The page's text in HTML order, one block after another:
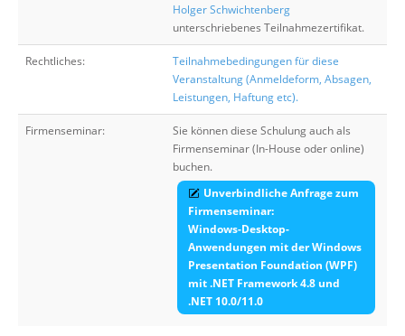
Holger Schwichtenberg
unterschriebenes Teilnahmezertifikat.
Rechtliches:
Teilnahmebedingungen für diese
Veranstaltung (Anmeldeform, Absagen,
Leistungen, Haftung etc).
Firmenseminar:
Sie können diese Schulung auch als
Firmenseminar (In-House oder online)
buchen.
Unverbindliche Anfrage zum
Firmenseminar:
Windows-Desktop-
Anwendungen mit der Windows
Presentation Foundation (WPF)
mit .NET Framework 4.8 und
.NET 10.0/11.0